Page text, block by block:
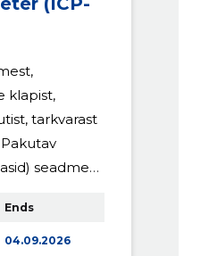
klapist,
tarkvarast
seadme
Ends
04.09.2026